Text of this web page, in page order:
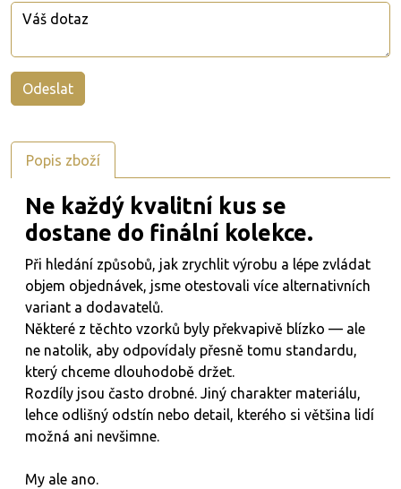
Popis zboží
Ne každý kvalitní kus se
dostane do finální kolekce.
Při hledání způsobů, jak zrychlit výrobu a lépe zvládat
objem objednávek, jsme otestovali více alternativních
variant a dodavatelů.
Některé z těchto vzorků byly překvapivě blízko — ale
ne natolik, aby odpovídaly přesně tomu standardu,
který chceme dlouhodobě držet.
Rozdíly jsou často drobné. Jiný charakter materiálu,
lehce odlišný odstín nebo detail, kterého si většina lidí
možná ani nevšimne.
My ale ano.